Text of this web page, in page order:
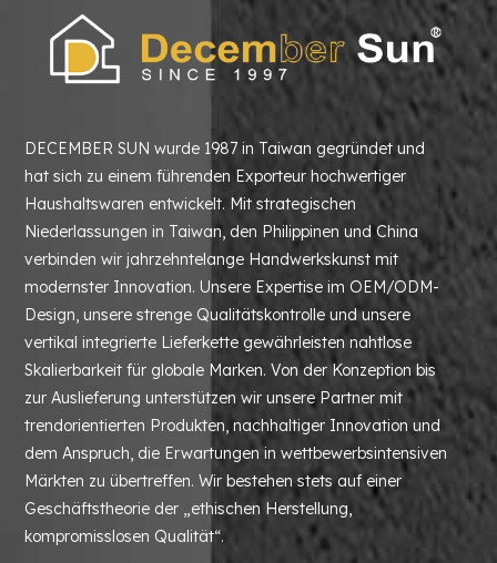
DECEMBER SUN wurde 1987 in Taiwan gegründet und
hat sich zu einem führenden Exporteur hochwertiger
Haushaltswaren entwickelt. Mit strategischen
Niederlassungen in Taiwan, den Philippinen und China
verbinden wir jahrzehntelange Handwerkskunst mit
modernster Innovation. Unsere Expertise im OEM/ODM-
Design, unsere strenge Qualitätskontrolle und unsere
vertikal integrierte Lieferkette gewährleisten nahtlose
Skalierbarkeit für globale Marken. Von der Konzeption bis
zur Auslieferung unterstützen wir unsere Partner mit
trendorientierten Produkten, nachhaltiger Innovation und
dem Anspruch, die Erwartungen in wettbewerbsintensiven
Märkten zu übertreffen. Wir bestehen stets auf einer
Geschäftstheorie der „ethischen Herstellung,
kompromisslosen Qualität“.